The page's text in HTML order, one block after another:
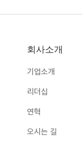
회사소개
기업소개
리더십
연혁
오시는 길